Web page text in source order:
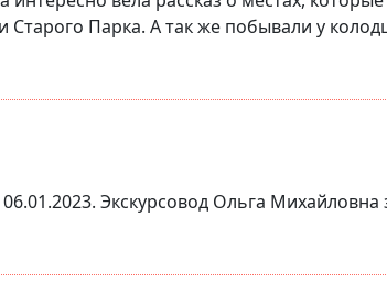
Парка. А так же побывали у
Экскурсовод Ольга